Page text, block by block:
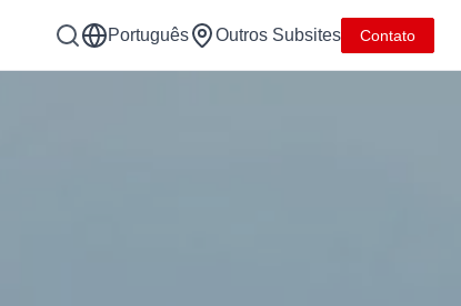
Português Outros Subsites Contato